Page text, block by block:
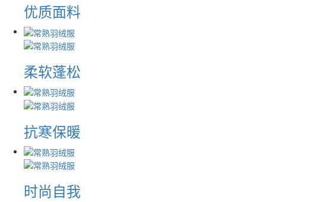
优质面料
柔软蓬松
抗寒保暖
时尚自我